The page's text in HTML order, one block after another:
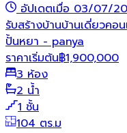
อัปเดตเมื่อ 03/07/
รับสร้างบ้านบ้านเดี่ยวคอน
ปั้นหยา - panya
ราคาเริ่มต้น฿1,900,000
3 ห้อง
2 น้ำ
1 ชั้น
104 ตร.ม